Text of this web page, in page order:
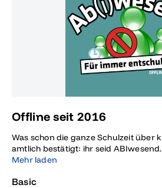
Offline seit 2016
Was schon die ganze Schulzeit über
amtlich bestätigt: ihr seid
Offline-Sein 2016!
Mehr laden
Basic